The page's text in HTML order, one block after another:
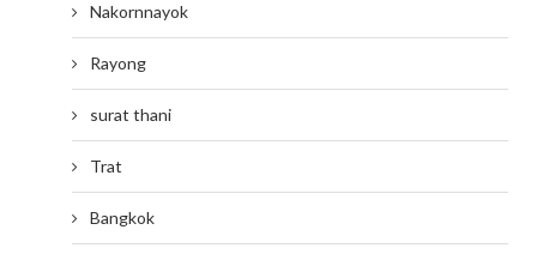
Nakornnayok
Rayong
surat thani
Trat
Bangkok